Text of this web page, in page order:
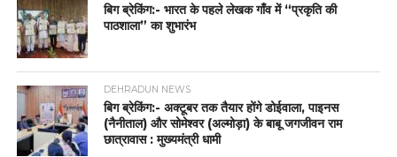
बिग ब्रेकिंग:- भारत के पहले लेखक गाँव में “प्रकृति की
पाठशाला” का शुभारंभ
DEHRADUN NEWS
बिग ब्रेकिंग:- अक्टूबर तक तैयार होंगे डोईवाला, पाइनस
(नैनीताल) और सोमेश्वर (अल्मोड़ा) के बाबू जगजीवन राम
छात्रावास : मुख्यमंत्री धामी